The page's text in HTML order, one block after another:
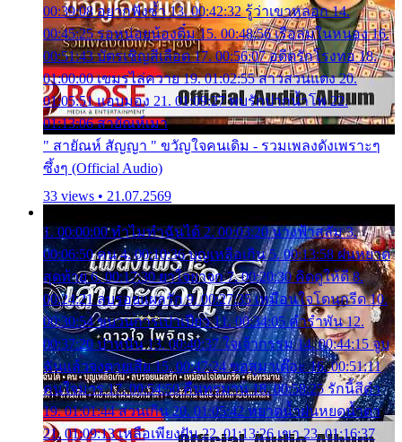
00:39:08 อยากฟังซ้ำ 13. 00:42:32 รู้ว่าเขาหลอก 14.
00:45:25 รอหน่อยน้องติ๋ม 15. 00:48:56 เรือล่มในหนอง 16.
00:51:43 บัตรเชิญสีเลือด 17. 00:56:07 อดีตรักโรงทอ 18.
01:00:00 เขมรไล่ควาย 19. 01:02:55 สาวสวนแตง 20.
01:05:51 แอบมอง 21. 01:09:27 พบรักปากน้ำโพ 22.
01:13:06 สายัณห์เมา
" สายัณห์ สัญญา " ขวัญใจคนเดิม - รวมเพลงดังเพราะๆ
ซึ้งๆ (Official Audio)
33 views • 21.07.2569
1. 00:00:00 ทำไมทำฉันได้ 2. 00:03:20 นางฟ้าสลัม 3.
00:06:50 คน 4. 00:10:36 บุญเหลือเกิน 5. 00:13:58 ฝนหยาด
สุดท้าย 6. 00:17:30 ยาใจยาจก 7. 00:20:30 คิดดูให้ดี 8.
00:24:21 ลบรอยแผลรัก 9. 00:27:35 เหมือนใจโดนกรีด 10.
00:30:54 ขบวนการเปาเปียว 11. 00:34:05 คำรำพัน 12.
00:37:20 ปาหนัน 13. 00:40:37 ใจเจ้ากรรม 14. 00:44:15 จูบ
ฉันแล้วจงตายเสีย 15. 00:47:24 ขอสูมาเต๊อะ 16. 00:51:11
คนใจมาร 17. 00:54:50 คืนทรมาน 18. 00:58:25 รักนี้สีดำ
19. 01:01:44 ส่วนเกิน 20. 01:05:42 หยาดน้ำฝนหยดน้ำตา
21. 01:09:13 เหลือเพียงฝัน 22. 01:13:26 เขา 23. 01:16:37